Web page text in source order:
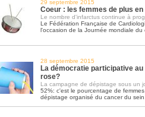
29 septembre 2015
Coeur : les femmes de plus
Le nombre d'infarctus continue à
Le Fédération Française de
l'occasion de la Journée mondiale du
28 septembre 2015
La démocratie participative
rose?
La campagne de dépistage sous un
52%: c'est le pourcentage de
dépistage organisé du cancer du